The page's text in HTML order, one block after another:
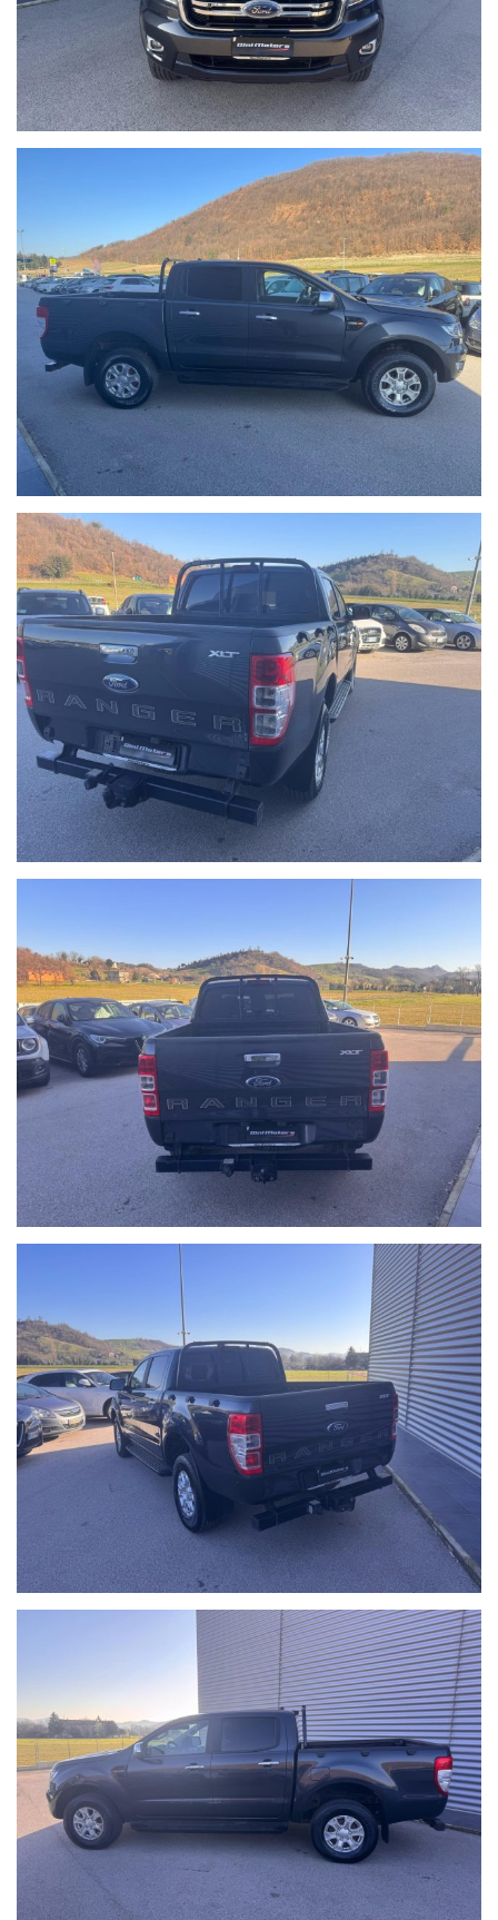
Voc. Calvernazzo n° 3 lungo la SS 73 bis accanto alla stazione di
servizio Beyfin.
siamo facilmente raggiungibili in pullman dalla stazione di Pesaro
o dalla stazione di Arezzo per il versante tirrenico.
I dettagli dell'auto inseriti nell'annuncio potrebbero in alcuni casi
differire da quelli realmente presenti sulla vettura; pertanto prima
dell'acquisto, vi invitiamo a verificare sia la correttezza degli
stessi che la disponibilità del veicolo.
Buon acquisto!